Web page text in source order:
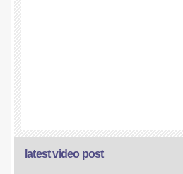
latest video post